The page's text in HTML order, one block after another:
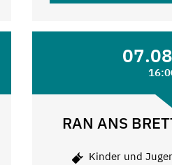
RAN ANS
Kinder und